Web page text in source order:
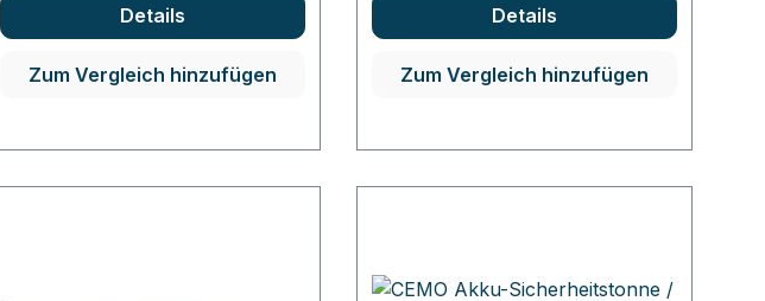
Details
Zum Vergleich hinzufügen
Details
Zum Vergleich hinzufügen